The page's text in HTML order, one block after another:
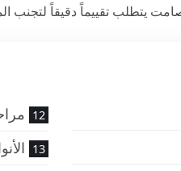
يتطلب تقييماً دقيقاً لتجنب